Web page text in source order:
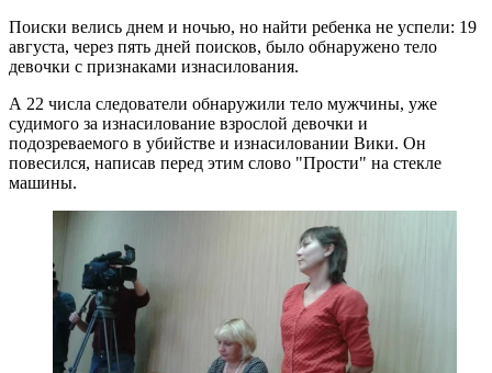
Поиски велись днем и ночью, но найти ребенка не успели: 19
августа, через пять дней поисков, было обнаружено тело
девочки с признаками изнасилования.
А 22 числа следователи обнаружили тело мужчины, уже
судимого за изнасилование взрослой девочки и
подозреваемого в убийстве и изнасиловании Вики. Он
повесился, написав перед этим слово "Прости" на стекле
машины.